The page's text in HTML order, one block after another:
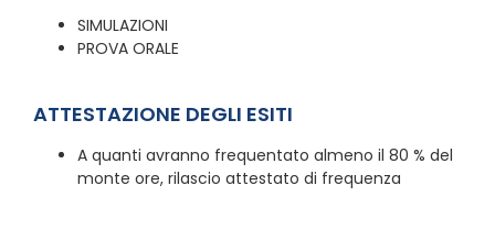
SIMULAZIONI
PROVA ORALE
ATTESTAZIONE DEGLI ESITI
A quanti avranno frequentato almeno il 80 % del
monte ore, rilascio attestato di frequenza